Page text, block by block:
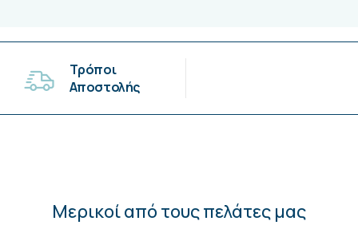
Τρόποι
Αποστολής
Μερικοί από τους πελάτες μας